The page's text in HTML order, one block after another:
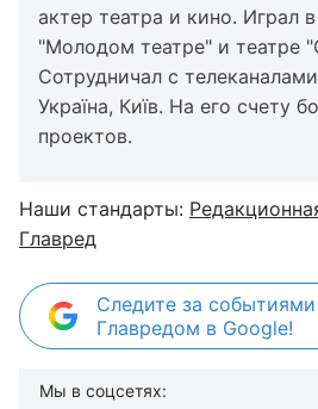
актер театра и кино. Играл
"Молодом театре" и театре
Сотрудничал с
Україна, Київ. На его счету
проектов.
Наши стандарты:
Главред
Следите за
Главредом в Google!
Мы в соцсетях: